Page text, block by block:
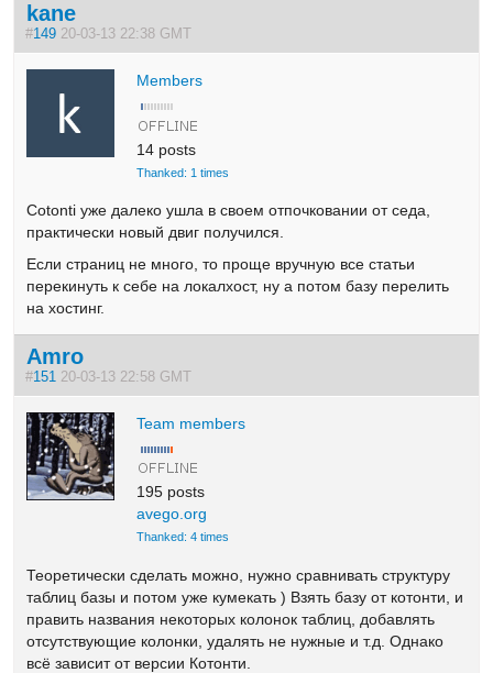
kane
#149 20-03-13 22:38 GMT
Members
14 posts
Thanked: 1 times
Cotonti уже далеко ушла в своем отпочковании от седа,
практически новый двиг получился.
Если страниц не много, то проще вручную все статьи
перекинуть к себе на локалхост, ну а потом базу перелить
на хостинг.
Amro
#151 20-03-13 22:58 GMT
Team members
195 posts
avego.org
Thanked: 4 times
Теоретически сделать можно, нужно сравнивать структуру
таблиц базы и потом уже кумекать ) Взять базу от котонти, и
править названия некоторых колонок таблиц, добавлять
отсутствующие колонки, удалять не нужные и т.д. Однако
всё зависит от версии Котонти.